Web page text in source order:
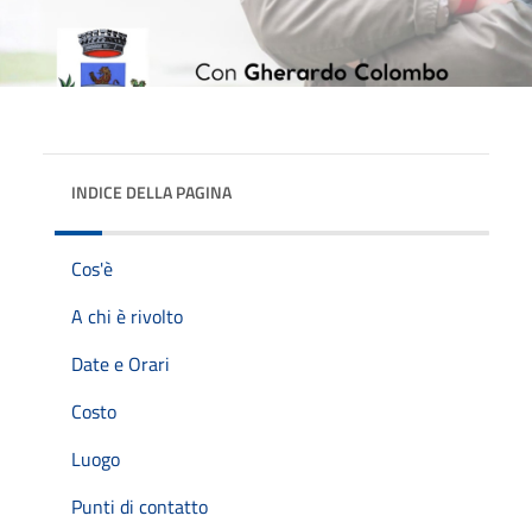
INDICE DELLA PAGINA
Cos'è
A chi è rivolto
Date e Orari
Costo
Luogo
Punti di contatto